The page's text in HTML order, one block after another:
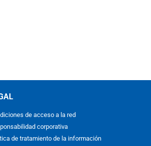
de acceso a la red
corporativa
de tratamiento de la información